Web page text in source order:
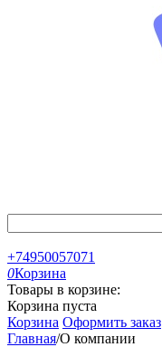
+74950057071
0Корзина
Товары в корзине:
Корзина пуста
Корзина Оформить заказ
Главная/О компании